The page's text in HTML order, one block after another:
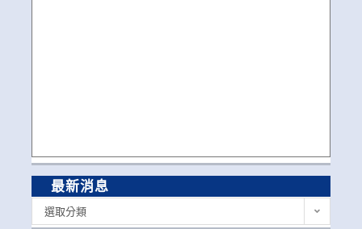
最新消息
選取分類